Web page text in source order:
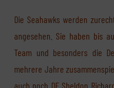
Die Seahawks werden
angesehen. Sie haben bis
Team und besonders die
mehrere Jahre
auch noch DE Sheldon